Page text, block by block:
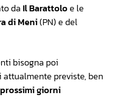
da Il Barattolo e le
di Meni(PN) e del
bisogna poi
previste, ben
giorni